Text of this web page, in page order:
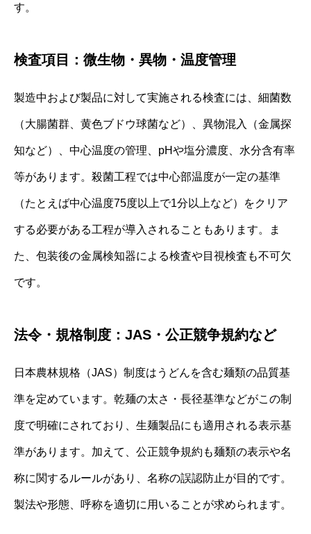
す。
検査項目：微生物・異物・温度管理
製造中および製品に対して実施される検査には、細菌数
（大腸菌群、黄色ブドウ球菌など）、異物混入（金属探
知など）、中心温度の管理、pHや塩分濃度、水分含有率
等があります。殺菌工程では中心部温度が一定の基準
（たとえば中心温度75度以上で1分以上など）をクリア
する必要がある工程が導入されることもあります。ま
た、包装後の金属検知器による検査や目視検査も不可欠
です。
法令・規格制度：JAS・公正競争規約など
日本農林規格（JAS）制度はうどんを含む麺類の品質基
準を定めています。乾麺の太さ・長径基準などがこの制
度で明確にされており、生麺製品にも適用される表示基
準があります。加えて、公正競争規約も麺類の表示や名
称に関するルールがあり、名称の誤認防止が目的です。
製法や形態、呼称を適切に用いることが求められます。